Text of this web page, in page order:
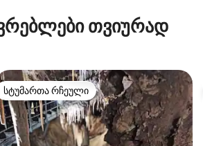
თვიურად
სტუმართა რჩეული
სტუმართა რჩეული